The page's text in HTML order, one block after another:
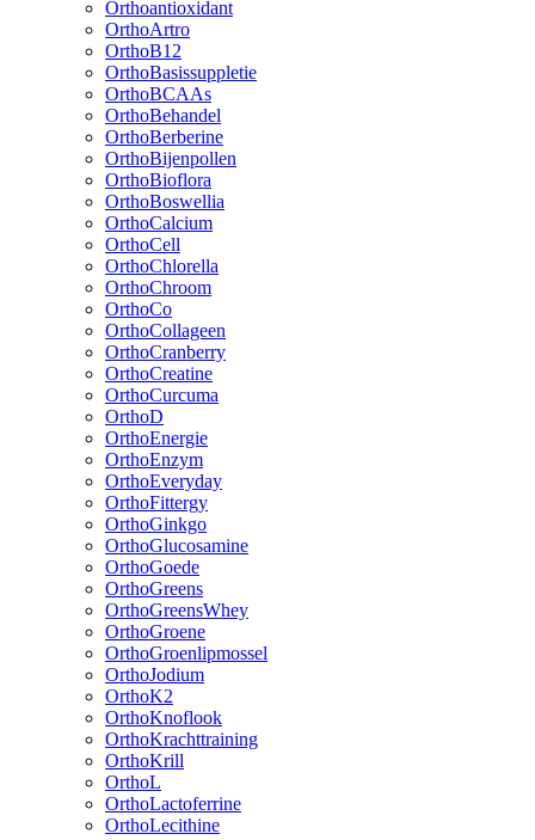
Orthoantioxidant
OrthoArtro
OrthoB12
OrthoBasissuppletie
OrthoBCAAs
OrthoBehandel
OrthoBerberine
OrthoBijenpollen
OrthoBioflora
OrthoBoswellia
OrthoCalcium
OrthoCell
OrthoChlorella
OrthoChroom
OrthoCo
OrthoCollageen
OrthoCranberry
OrthoCreatine
OrthoCurcuma
OrthoD
OrthoEnergie
OrthoEnzym
OrthoEveryday
OrthoFittergy
OrthoGinkgo
OrthoGlucosamine
OrthoGoede
OrthoGreens
OrthoGreensWhey
OrthoGroene
OrthoGroenlipmossel
OrthoJodium
OrthoK2
OrthoKnoflook
OrthoKrachttraining
OrthoKrill
OrthoL
OrthoLactoferrine
OrthoLecithine